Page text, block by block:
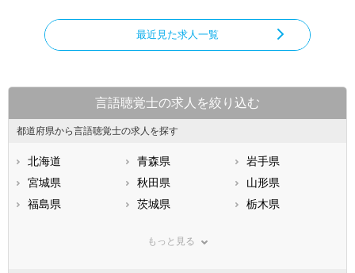
最近見た求人一覧
言語聴覚士の求人を絞り込む
都道府県から言語聴覚士の求人を探す
北海道 青森県
岩手県
宮城県
秋田県
山形県
福島県
茨城県
栃木県
神奈川県
もっと見る